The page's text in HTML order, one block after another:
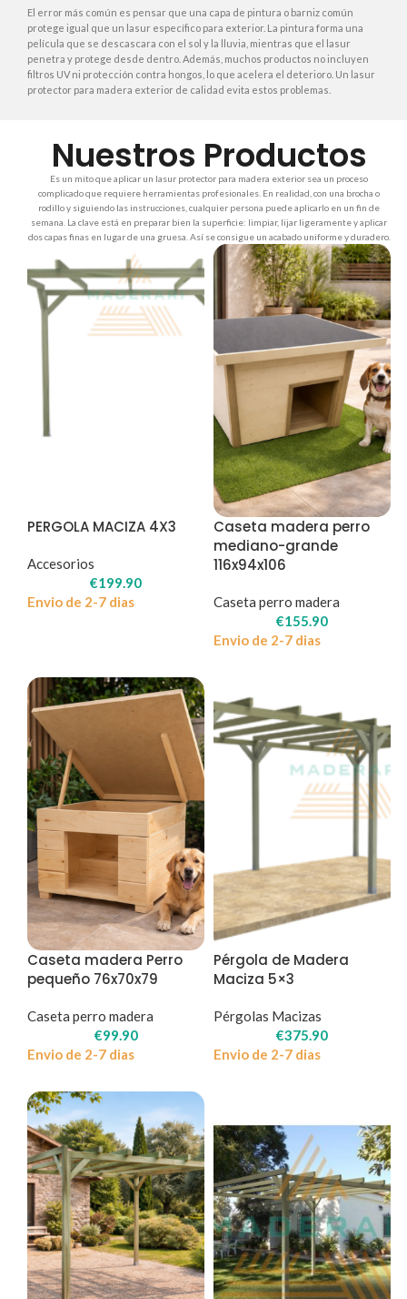
El error más común es pensar que una capa de pintura o barniz común
protege igual que un lasur específico para exterior. La pintura forma una
película que se descascara con el sol y la lluvia, mientras que el lasur
penetra y protege desde dentro. Además, muchos productos no incluyen
filtros UV ni protección contra hongos, lo que acelera el deterioro. Un lasur
protector para madera exterior de calidad evita estos problemas.
Nuestros Productos
Es un mito que aplicar un lasur protector para madera exterior sea un proceso
complicado que requiere herramientas profesionales. En realidad, con una brocha o
rodillo y siguiendo las instrucciones, cualquier persona puede aplicarlo en un fin de
semana. La clave está en preparar bien la superficie: limpiar, lijar ligeramente y aplicar
dos capas finas en lugar de una gruesa. Así se consigue un acabado uniforme y duradero.
PERGOLA MACIZA 4X3
Accesorios
€199.90
Envio de 2-7 dias
Caseta madera perro
mediano-grande
116x94x106
Caseta perro madera
€155.90
Envio de 2-7 dias
Caseta madera Perro
pequeño 76x70x79
Caseta perro madera
€99.90
Envio de 2-7 dias
Pérgola de Madera
Maciza 5×3
Pérgolas Macizas
€375.90
Envio de 2-7 dias